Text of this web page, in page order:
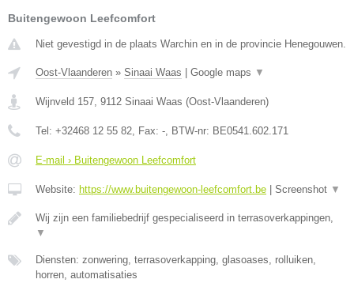
Buitengewoon Leefcomfort
Niet gevestigd in de plaats Warchin en in de provincie Henegouwen.
Oost-Vlaanderen » Sinaai Waas Google maps ▼
Wijnveld 157, 9112 Sinaai Waas (Oost-Vlaanderen)
Tel: +32468 12 55 82, Fax: -, BTW-nr: BE0541.602.171
E-mail › Buitengewoon Leefcomfort
Website: https://www.buitengewoon-leefcomfort.be Screenshot ▼
Wij zijn een familiebedrijf gespecialiseerd in terrasoverkappingen,
▼
Diensten: zonwering, terrasoverkapping, glasoases, rolluiken,
horren, automatisaties